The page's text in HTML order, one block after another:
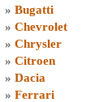
» Bugatti
» Chevrolet
» Chrysler
» Citroen
» Dacia
» Ferrari